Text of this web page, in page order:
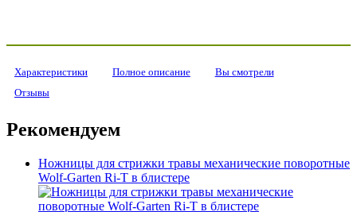
Характеристики Полное описание
Вы смотрели
Отзывы
Рекомендуем
Ножницы для стрижки травы механические поворотные
Wolf-Garten Ri-T в блистере